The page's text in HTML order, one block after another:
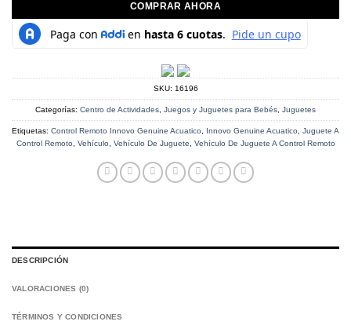
COMPRAR AHORA
SKU: 16196
Categorías: Centro de Actividades Juegos y Juguetes para Bebés Juguetes
Etiquetas: Control Remoto Innovo Genuine Acuatico Innovo Genuine Acuatico
Juguete A
Control Remoto
Vehículo Vehículo De Juguete Vehículo De Juguete A Control Remoto
DESCRIPCIÓN
VALORACIONES (0)
TÉRMINOS Y CONDICIONES